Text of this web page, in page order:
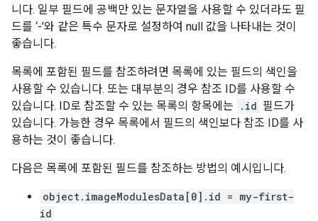
니다. 일부 필드에 공백만 있는 문자열을 사용할 수 있더라도 필
드를 ‘-’와 같은 특수 문자로 설정하여 null 값을 나타내는 것이
좋습니다.
목록에 포함된 필드를 참조하려면 목록에 있는 필드의 색인을
사용할 수 있습니다. 또는 대부분의 경우 참조 ID를 사용할 수
있습니다. ID로 참조할 수 있는 목록의 항목에는
.id 필드가
있습니다. 가능한 경우 목록에서 필드의 색인보다 참조 ID를 사
용하는 것이 좋습니다.
다음은 목록에 포함된 필드를 참조하는 방법의 예시입니다.
object.imageModulesData[0].id = my-first-
id